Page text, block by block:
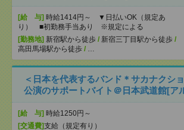
[給 与] 時給1414円～ ▼日払いOK（規定あ
り） ■初勤務手当あり ※規定による
[勤務地] 新宿駅から徒歩 / 新宿三丁目駅から徒歩 /
高田馬場駅から徒歩 / …
＜日本を代表するバンド＊サカナクシ
公演のサポートバイト＠日本武道館[ア
[給 与] 時給1250円～
[交通費]支給（規定有り）